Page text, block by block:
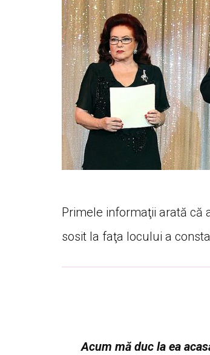
Primele informaţii arată că
sosit la faţa locului a
Acum mă duc la ea